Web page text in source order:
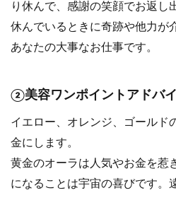
り休んで、感謝の笑顔でお返し
休んでいるときに奇跡や他力が
あなたの大事なお仕事です。
②美容ワンポイントアドバ
イエロー、オレンジ、ゴールド
金にします。
黄金のオーラは人気やお金を惹
になることは宇宙の喜びです。